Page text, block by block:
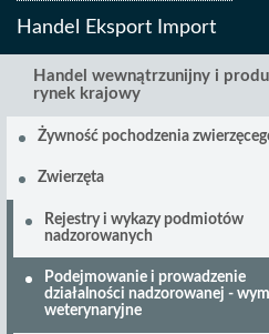
Handel Eksport Import
Handel wewnątrzunijny i
rynek krajowy
Żywność pochodzenia
Zwierzęta
Rejestry i wykazy podmiotów
nadzorowanych
Podejmowanie i prowadzenie
działalności nadzorowanej -
weterynaryjne